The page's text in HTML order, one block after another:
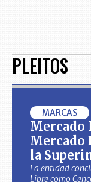
PLEITOS
MARCAS
Mercado
Mercado
la
La entidad
Libre como